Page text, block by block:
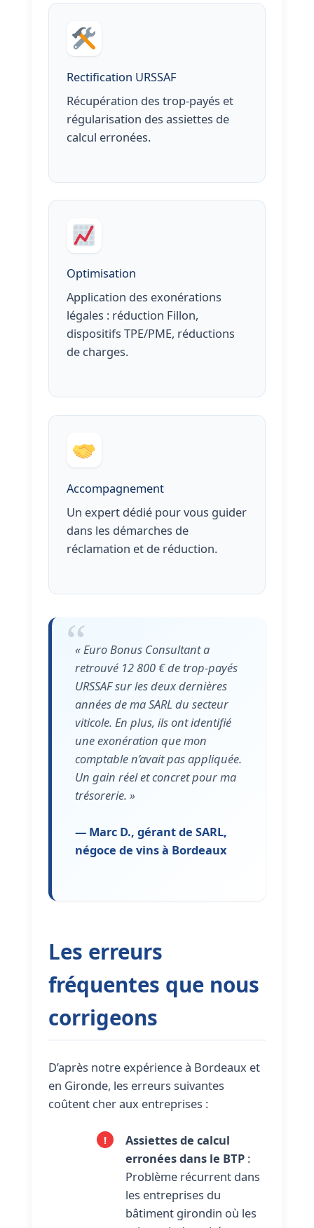
Rectification URSSAF
Récupération des trop-payés et
régularisation des assiettes de
calcul erronées.
Optimisation
Application des exonérations
légales : réduction Fillon,
dispositifs TPE/PME, réductions
de charges.
Accompagnement
Un expert dédié pour vous guider
dans les démarches de
réclamation et de réduction.
« Euro Bonus Consultant a
retrouvé 12 800 € de trop-payés
URSSAF sur les deux dernières
années de ma SARL du secteur
viticole. En plus, ils ont identifié
une exonération que mon
comptable n’avait pas appliquée.
Un gain réel et concret pour ma
trésorerie. »
— Marc D., gérant de SARL,
négoce de vins à Bordeaux
Les erreurs
fréquentes que nous
corrigeons
D’après notre expérience à Bordeaux et
en Gironde, les erreurs suivantes
coûtent cher aux entreprises :
Assiettes de calcul
erronées dans le BTP :
Problème récurrent dans
les entreprises du
bâtiment girondin où les